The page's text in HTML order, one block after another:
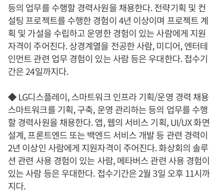
등의 업무를 수행할 경력사원을 채용한다. 전략기획 및 컨
설팅 프로젝트를 수행한 경험이 4년 이상이며 프로젝트 계
획 및 가설을 수립하고 운영한 경험이 있는 사람에게 지원
자격이 주어진다. 상경계열을 전공한 사람, 미디어, 엔터테
인먼트 관련 업무 경험이 있는 사람 등은 우대한다. 접수기
간은 24일까지다.
◆ LG디스플레이, 스마트워크 인프라 기획/운영 경력 채용
스마트워크를 기획, 구축, 운영 관리하는 등의 업무를 수행
할 경력사원을 채용한다. 앱, 웹의 서비스 기획, UI/UX 화면
설계, 프론트엔드 또는 백엔드 서비스 개발 등 관련 경력이
2년 이상인 사람에게 지원자격이 주어진다. 화상회의 솔루
션 관련 사용 경험이 있는 사람, 메타버스 관련 사용 경험이
있는 사람 등은 우대한다. 접수기간은 2월 3일 오후 11시까
지다.